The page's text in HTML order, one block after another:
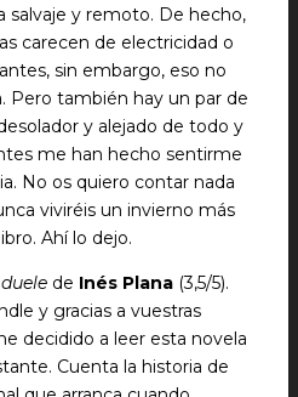
salvaje y remoto. De hecho,
carecen de electricidad o
sin embargo, eso no
Pero también hay un par de
y alejado de todo y
me han hecho sentirme
No os quiero contar nada
viviréis un invierno más
Ahí lo dejo.
de Inés Plana (3,5/5).
y gracias a vuestras
decidido a leer esta novela
Cuenta la historia de